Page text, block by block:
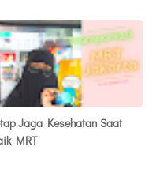
Jaga Kesehatan Saat
MRT